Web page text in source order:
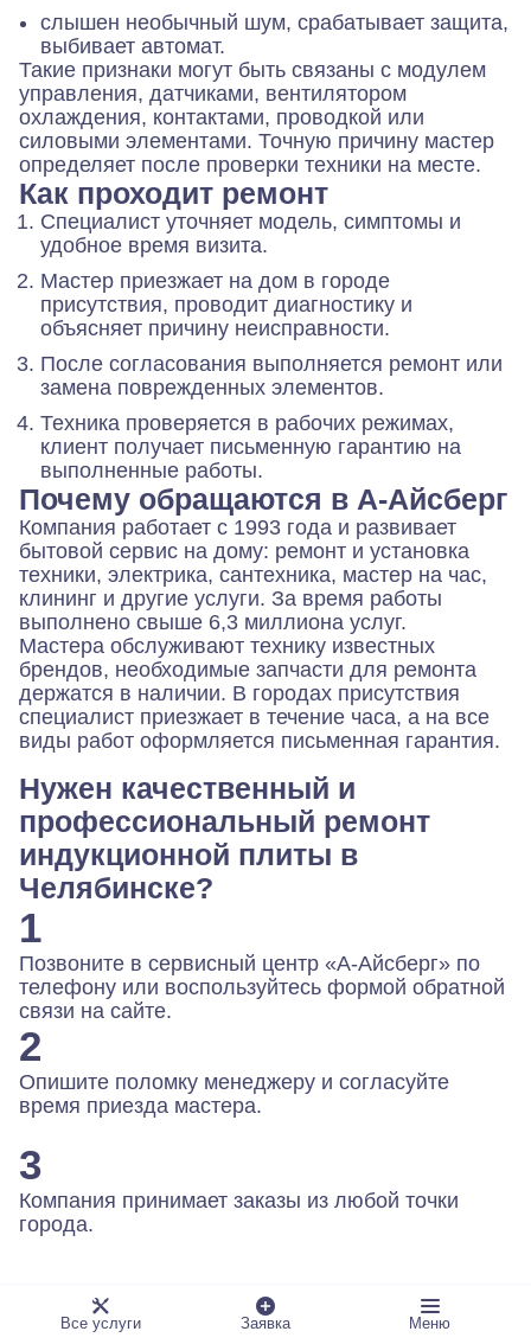
слышен необычный шум, срабатывает защита,
выбивает автомат.
Такие признаки могут быть связаны с модулем
управления, датчиками, вентилятором
охлаждения, контактами, проводкой или
силовыми элементами. Точную причину мастер
определяет после проверки техники на месте.
Как проходит ремонт
Специалист уточняет модель, симптомы и
удобное время визита.
Мастер приезжает на дом в городе
присутствия, проводит диагностику и
объясняет причину неисправности.
После согласования выполняется ремонт или
замена поврежденных элементов.
Техника проверяется в рабочих режимах,
клиент получает письменную гарантию на
выполненные работы.
Почему обращаются в А-Айсберг
Компания работает с 1993 года и развивает
бытовой сервис на дому: ремонт и установка
техники, электрика, сантехника, мастер на час,
клининг и другие услуги. За время работы
выполнено свыше 6,3 миллиона услуг.
Мастера обслуживают технику известных
брендов, необходимые запчасти для ремонта
держатся в наличии. В городах присутствия
специалист приезжает в течение часа, а на все
виды работ оформляется письменная гарантия.
Нужен качественный и
профессиональный ремонт
индукционной плиты в
Челябинске?
1
Позвоните в сервисный центр «А-Айсберг» по
телефону или воспользуйтесь формой обратной
связи на сайте.
2
Опишите поломку менеджеру и согласуйте
время приезда мастера.
3
Компания принимает заказы из любой точки
города.
Все услуги Заявка Меню